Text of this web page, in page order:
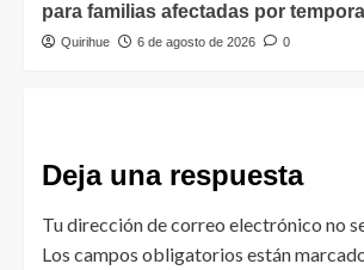
para familias afectadas por
Quirihue 6 de agosto de 2026 0
Deja una respuesta
Tu dirección de correo electrónico no
Los campos obligatorios están